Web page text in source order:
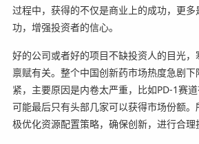
过程中，获得的不仅是商业上的成功，更
功，增强投资者的信心。
好的公司或者好的项目不缺投资人的目光
禀赋有关。整个中国创新药市场热度急剧
紧，主要原因是内卷太严重，比如PD-1赛
可能最后只有头部几家可以获得市场份额
极优化资源配置策略，确保创新，进行合理